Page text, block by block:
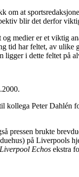
om at
blir det derfor
medier er et viktig
tid har feltet, av ulike
ligger i dette feltet på
kollega Peter Dahlén
pressen brukte
på Liverpools
Liverpool Echos ekstra